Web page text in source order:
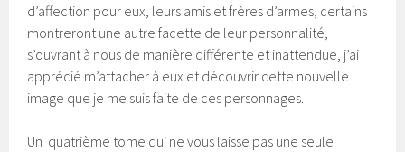
d’affection pour eux, leurs amis et frères d’armes, certains
montreront une autre facette de leur personnalité,
s’ouvrant à nous de manière différente et inattendue, j’ai
apprécié m’attacher à eux et découvrir cette nouvelle
image que je me suis faite de ces personnages.
Un quatrième tome qui ne vous laisse pas une seule